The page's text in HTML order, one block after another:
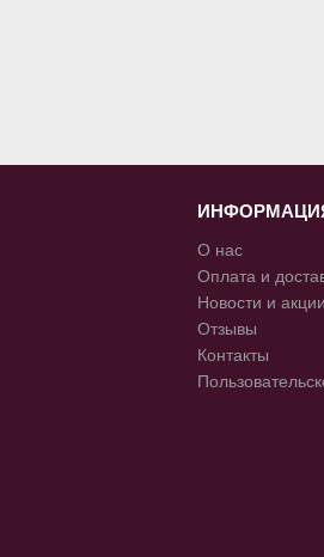
О нас
Оплата и
Новости и акции
Отзывы
Контакты